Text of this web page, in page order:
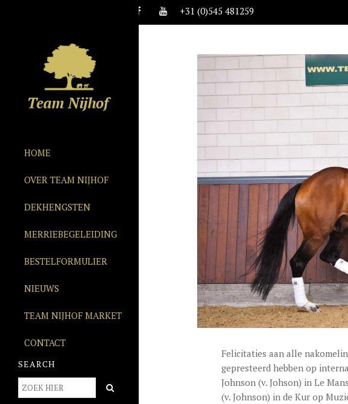
+31 (0)545 481259
HOME
OVER TEAM NIJHOF
DEKHENGSTEN
MERRIEBEGELEIDING
BESTELFORMULIER
NIEUWS
TEAM NIJHOF MARKET
CONTACT
SEARCH
Felicitaties aan alle
gepresteerd hebben op
Johnson (v. Johson) in Le
(v. Johnson) in de Kur op